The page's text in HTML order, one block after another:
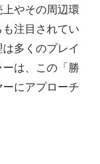
上やその周辺環
注目されてい
多くのプレイ
は、この「勝
にアプローチ